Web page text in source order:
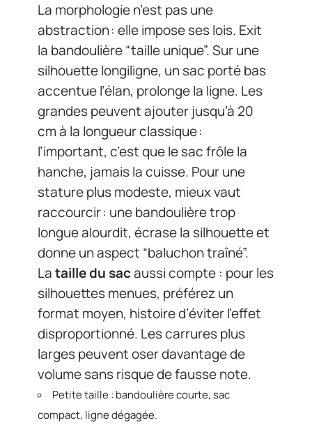
La morphologie n’est pas une
abstraction : elle impose ses lois. Exit
la bandoulière “taille unique”. Sur une
silhouette longiligne, un sac porté bas
accentue l’élan, prolonge la ligne. Les
grandes peuvent ajouter jusqu’à 20
cm à la longueur classique :
l’important, c’est que le sac frôle la
hanche, jamais la cuisse. Pour une
stature plus modeste, mieux vaut
raccourcir : une bandoulière trop
longue alourdit, écrase la silhouette et
donne un aspect “baluchon traîné”.
Lataille du sacaussi compte : pour les
silhouettes menues, préférez un
format moyen, histoire d’éviter l’effet
disproportionné. Les carrures plus
larges peuvent oser davantage de
volume sans risque de fausse note.
Petite taille : bandoulière courte, sac
compact, ligne dégagée.